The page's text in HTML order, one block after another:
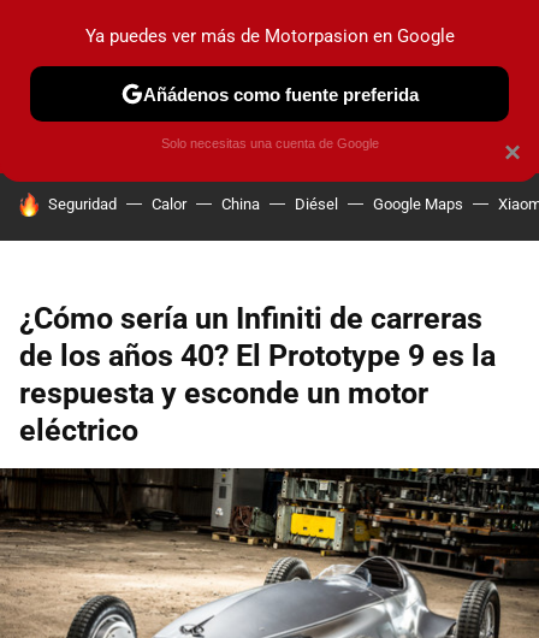
PRUEBAS COCHES ELÉCTRICOS OBSERVATORIO
HOY SE HABLA DE
Seguridad Calor China Diésel Google Maps
¿Cómo sería un Infiniti de carreras
de los años 40? El Prototype 9 es la
respuesta y esconde un motor
eléctrico
×
Ya puedes ver más de Motorpasion en Google
Añádenos como fuente preferida
Solo necesitas una cuenta de Google